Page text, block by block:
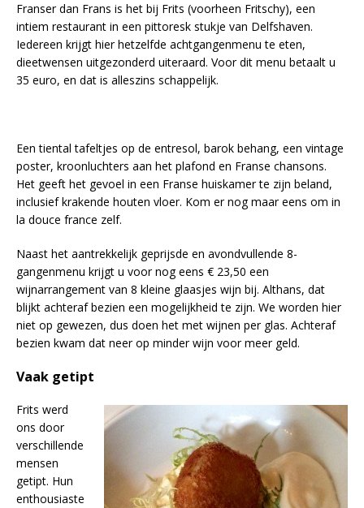
Franser dan Frans is het bij Frits (voorheen Fritschy), een
intiem restaurant in een pittoresk stukje van Delfshaven.
Iedereen krijgt hier hetzelfde achtgangenmenu te eten,
dieetwensen uitgezonderd uiteraard. Voor dit menu betaalt u
35 euro, en dat is alleszins schappelijk.
Een tiental tafeltjes op de entresol, barok behang, een vintage
poster, kroonluchters aan het plafond en Franse chansons.
Het geeft het gevoel in een Franse huiskamer te zijn beland,
inclusief krakende houten vloer. Kom er nog maar eens om in
la douce france zelf.
Naast het aantrekkelijk geprijsde en avondvullende 8-
gangenmenu krijgt u voor nog eens € 23,50 een
wijnarrangement van 8 kleine glaasjes wijn bij. Althans, dat
blijkt achteraf bezien een mogelijkheid te zijn. We worden hier
niet op gewezen, dus doen het met wijnen per glas. Achteraf
bezien kwam dat neer op minder wijn voor meer geld.
Vaak getipt
Frits werd
ons door
verschillende
mensen
getipt. Hun
enthousiaste